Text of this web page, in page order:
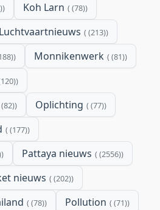
Koh Larn (78)
Luchtvaartnieuws (213)
Monnikenwerk (81)
(82) Oplichting (77)
(177)
Pattaya nieuws (2556)
nieuws (202)
(78) Pollution (71)